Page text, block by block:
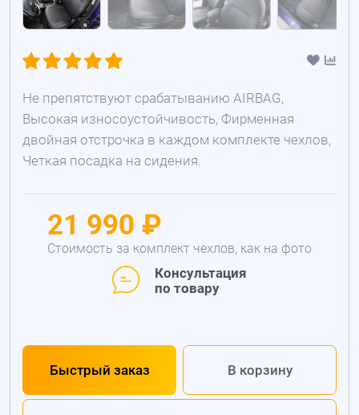
Не препятствуют срабатыванию AIRBAG,
Высокая износоустойчивость, Фирменная
двойная отстрочка в каждом комплекте чехлов,
Четкая посадка на сидения.
21 990 ₽
Стоимость за комплект чехлов, как на фото
Консультация
по товару
Быстрый заказ В корзину